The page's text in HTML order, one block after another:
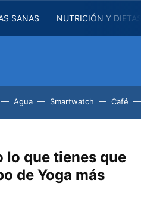
SANAS NUTRICIÓN Y
Agua Smartwatch Café
lo que tienes que
de Yoga más